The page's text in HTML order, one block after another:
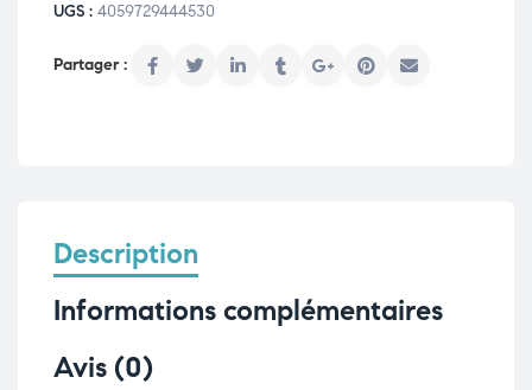
UGS : 4059729444530
Description
Informations complémentaires
Avis (0)